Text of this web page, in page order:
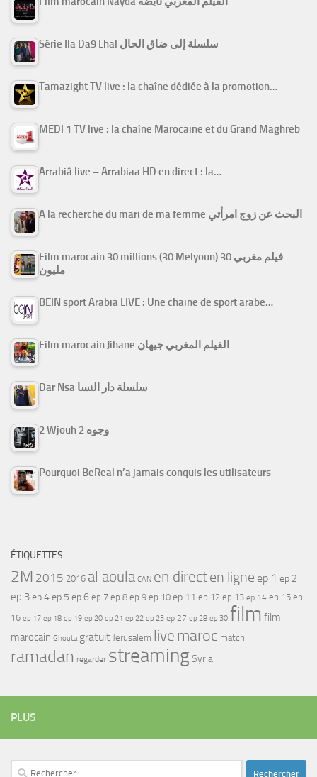
Série Ila Da9 Lhal سلسلة إلى ضاق الحال
Tamazight TV live : la chaîne dédiée à la promotion…
MEDI 1 TV live : la chaîne Marocaine et du Grand Maghreb
Arrabiâ live – Arrabiaa HD en direct : la…
A la recherche du mari de ma femme البحث عن زوج امرأتي
Film marocain 30 millions (30 Melyoun) فيلم مغربي 30
مليون
BEIN sport Arabia LIVE : Une chaine de sport arabe…
Film marocain Jihane الفيلم المغربي جيهان
Dar Nsa سلسلة دار النسا
2 Wjouh 2 وجوه
Pourquoi BeReal n’a jamais conquis les utilisateurs
ÉTIQUETTES
2M 2015 2016 al aoula CAN en directen ligne ep 1 ep 2
ep 3ep 4ep 5 ep 6 ep 7 ep 8 ep 9 ep 10 ep 11 ep 12 ep 13 ep 14 ep 15 ep
16 ep 17 ep 18 ep 19 ep 20 ep 21 ep 22 ep 23 ep 27 ep 28 ep 30 film film
marocain Ghouta gratuit Jerusalem live maroc match
ramadan regarder streamingSyria
PLUS
Rechercher :